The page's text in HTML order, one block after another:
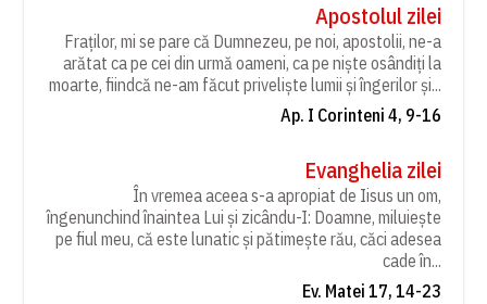
Apostolul zilei
Fraților, mi se pare că Dumnezeu, pe noi, apostolii, ne-a
arătat ca pe cei din urmă oameni, ca pe niște osândiți la
moarte, fiindcă ne-am făcut priveliște lumii și îngerilor și...
Ap. I Corinteni 4, 9-16
Evanghelia zilei
În vremea aceea s-a apropiat de Iisus un om,
îngenunchind înaintea Lui și zicându-I: Doamne, miluiește
pe fiul meu, că este lunatic și pătimește rău, căci adesea
cade în...
Ev. Matei 17, 14-23